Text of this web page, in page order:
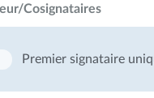
Cosignataires
Premier signataire